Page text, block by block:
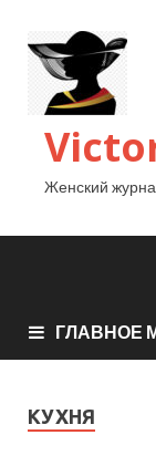
Женский
ГЛАВНОЕ
КУХНЯ